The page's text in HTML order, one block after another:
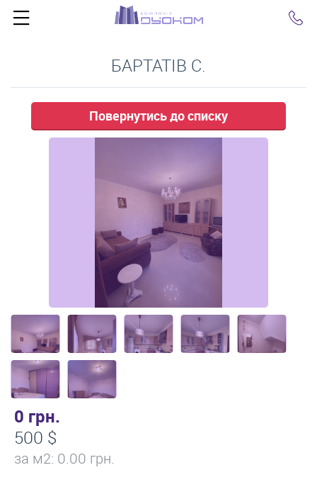
БАРТАТІВ С.
Повернутись до списку
0 грн.
500 $
за м2: 0.00 грн.